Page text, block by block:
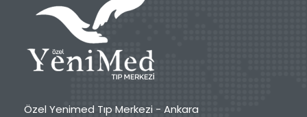
Özel Yenimed Tıp Merkezi - Ankara